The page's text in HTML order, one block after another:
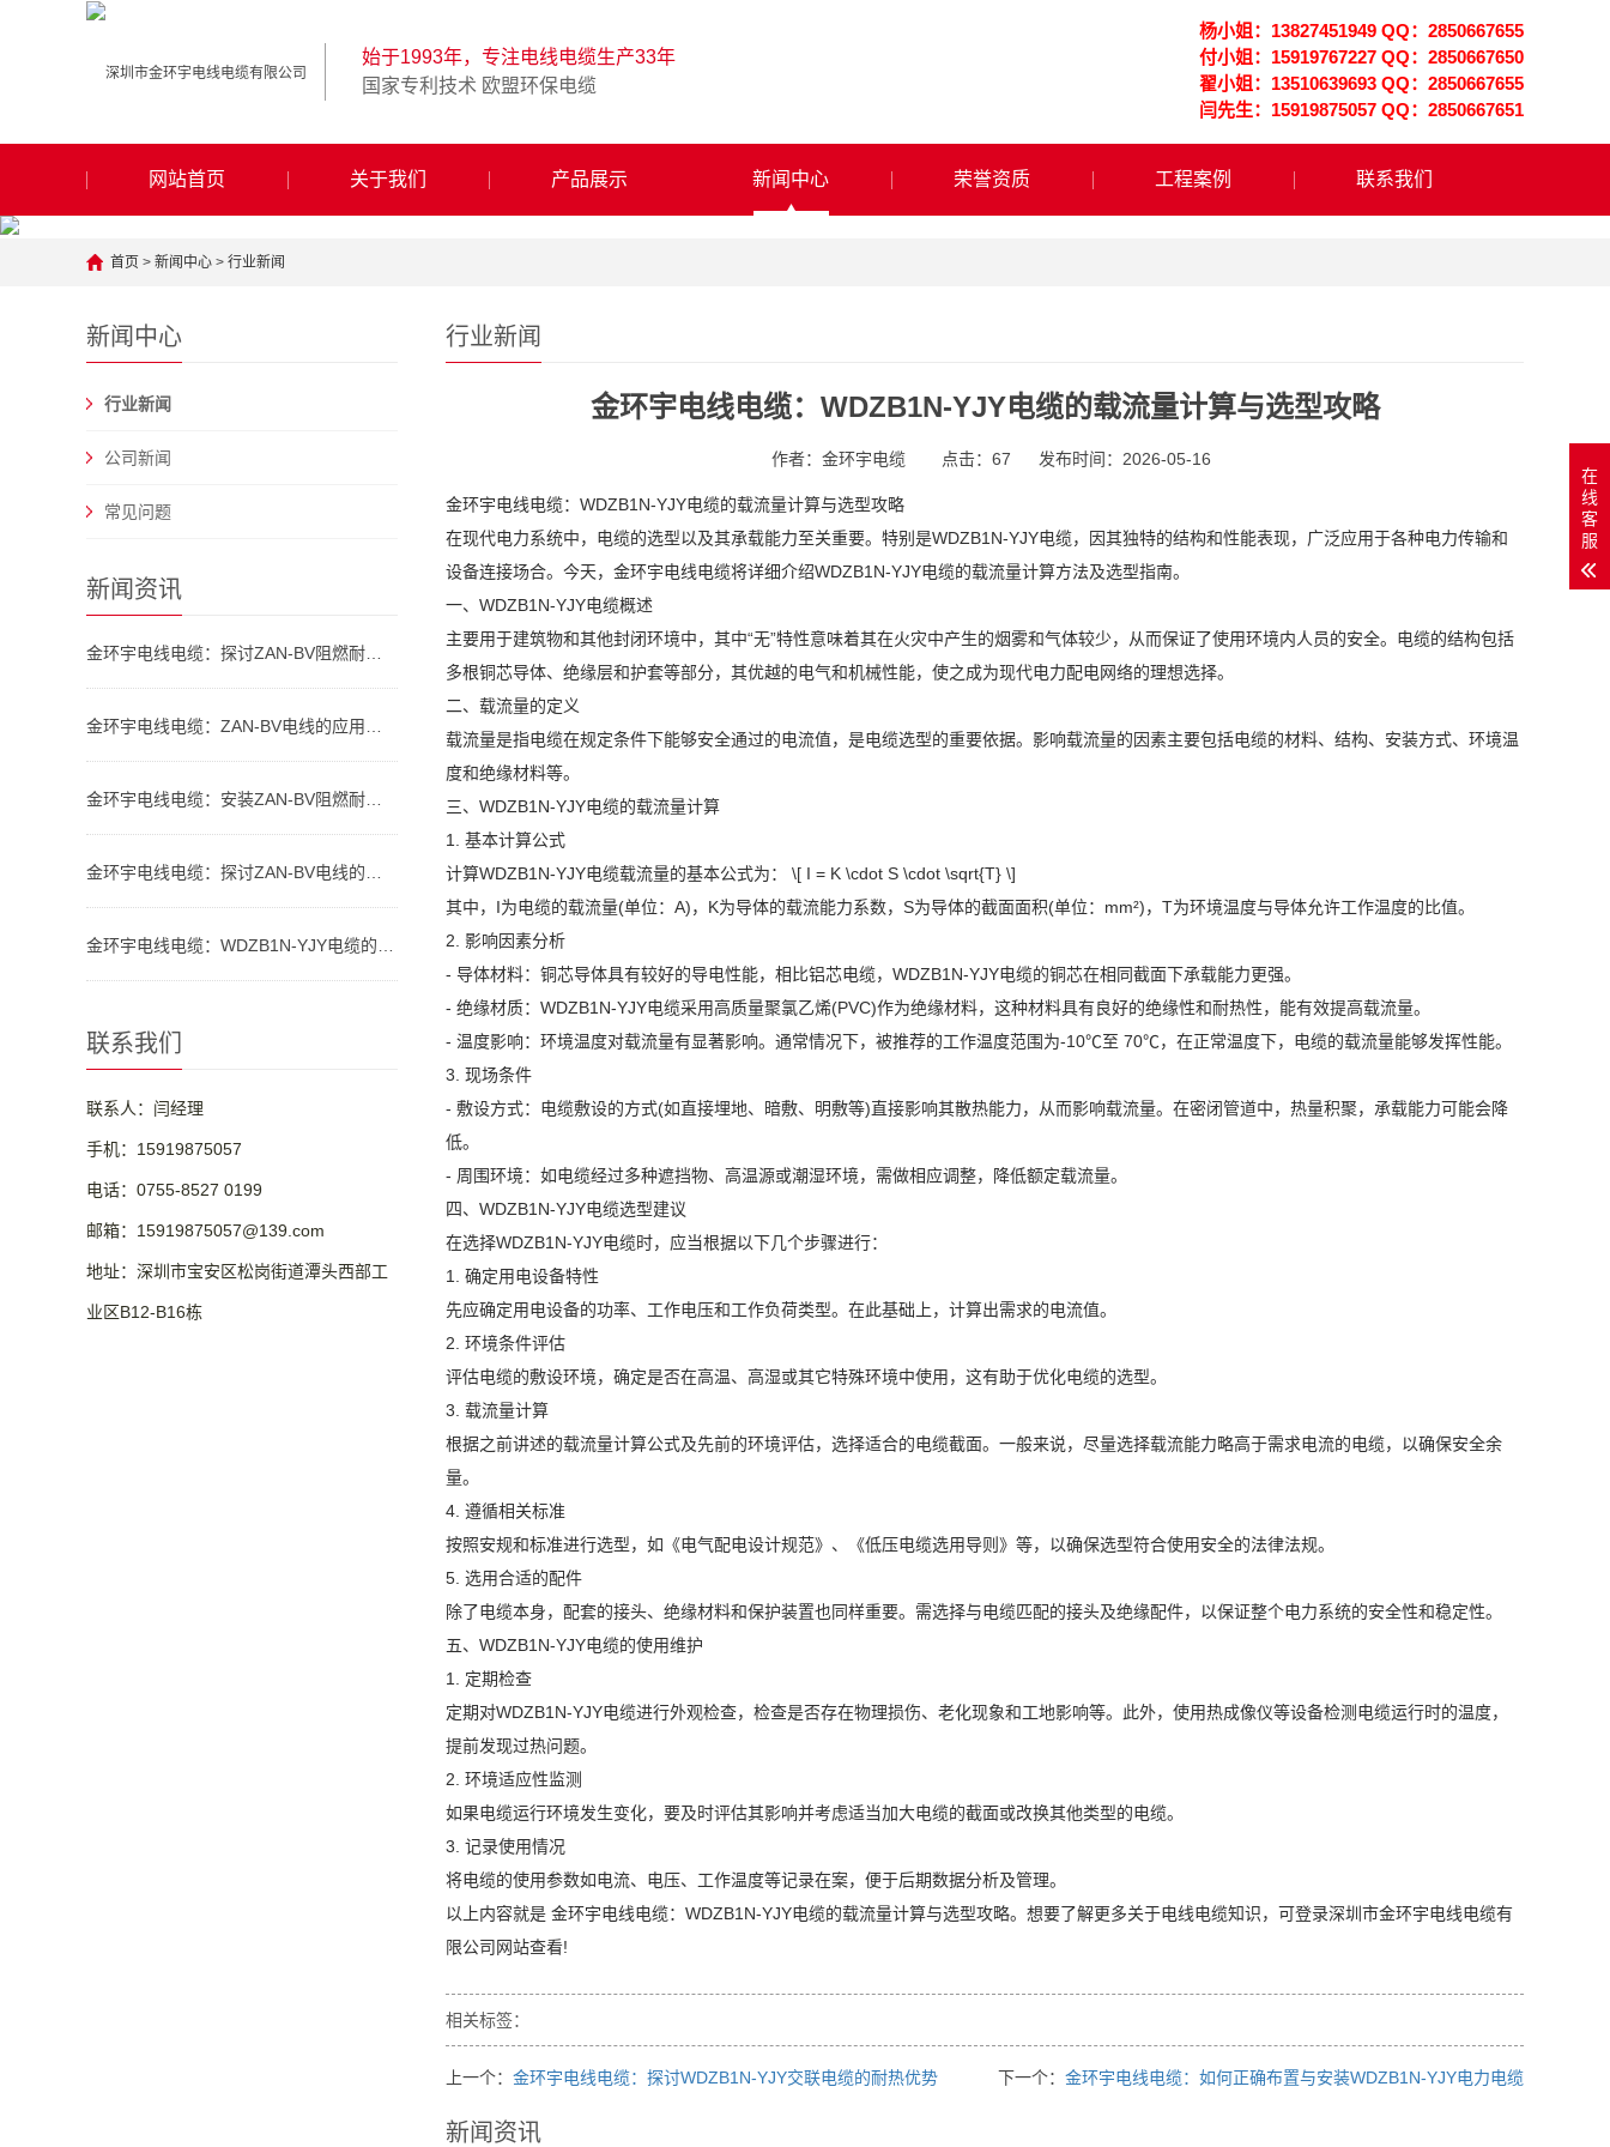
杨小姐：13827451949 QQ：2850667655
付小姐：15919767227 QQ：2850667650
翟小姐：13510639693 QQ：2850667655
闫先生：15919875057 QQ：2850667651
始于1993年，专注电线电缆生产33年
国家专利技术 欧盟环保电缆
网站首页 关于我们 产品展示 新闻中心 荣誉资质 工程案例 联系我们
首页 > 新闻中心 > 行业新闻
新闻中心
行业新闻
公司新闻
常见问题
新闻资讯
联系我们
联系人：闫经理
手机：15919875057
电话：0755-8527 0199
邮箱：15919875057@139.com
地址：深圳市宝安区松岗街道潭头西部工
业区B12-B16栋
行业新闻
金环宇电线电缆：WDZB1N-YJY电缆的载流量计算与选型攻略
作者：金环宇电缆 点击： 67 发布时间：2026-05-16
金环宇电线电缆：WDZB1N-YJY电缆的载流量计算与选型攻略
在现代电力系统中，电缆的选型以及其承载能力至关重要。特别是WDZB1N-YJY电缆，因其独特的结构和性能表现，广泛应用于各种电力传输和
设备连接场合。今天，金环宇电线电缆将详细介绍WDZB1N-YJY电缆的载流量计算方法及选型指南。
一、WDZB1N-YJY电缆概述
主要用于建筑物和其他封闭环境中，其中“无”特性意味着其在火灾中产生的烟雾和气体较少，从而保证了使用环境内人员的安全。电缆的结构包括
多根铜芯导体、绝缘层和护套等部分，其优越的电气和机械性能，使之成为现代电力配电网络的理想选择。
二、载流量的定义
载流量是指电缆在规定条件下能够安全通过的电流值，是电缆选型的重要依据。影响载流量的因素主要包括电缆的材料、结构、安装方式、环境温
度和绝缘材料等。
三、WDZB1N-YJY电缆的载流量计算
1. 基本计算公式
计算WDZB1N-YJY电缆载流量的基本公式为： \[ I = K \cdot S \cdot \sqrt{T} \]
其中，I为电缆的载流量(单位：A)，K为导体的载流能力系数，S为导体的截面面积(单位：mm²)，T为环境温度与导体允许工作温度的比值。
2. 影响因素分析
- 导体材料：铜芯导体具有较好的导电性能，相比铝芯电缆，WDZB1N-YJY电缆的铜芯在相同截面下承载能力更强。
- 绝缘材质：WDZB1N-YJY电缆采用高质量聚氯乙烯(PVC)作为绝缘材料，这种材料具有良好的绝缘性和耐热性，能有效提高载流量。
- 温度影响：环境温度对载流量有显著影响。通常情况下，被推荐的工作温度范围为-10℃至 70℃，在正常温度下，电缆的载流量能够发挥性能。
3. 现场条件
- 敷设方式：电缆敷设的方式(如直接埋地、暗敷、明敷等)直接影响其散热能力，从而影响载流量。在密闭管道中，热量积聚，承载能力可能会降
低。
- 周围环境：如电缆经过多种遮挡物、高温源或潮湿环境，需做相应调整，降低额定载流量。
四、WDZB1N-YJY电缆选型建议
在选择WDZB1N-YJY电缆时，应当根据以下几个步骤进行：
1. 确定用电设备特性
先应确定用电设备的功率、工作电压和工作负荷类型。在此基础上，计算出需求的电流值。
2. 环境条件评估
评估电缆的敷设环境，确定是否在高温、高湿或其它特殊环境中使用，这有助于优化电缆的选型。
3. 载流量计算
根据之前讲述的载流量计算公式及先前的环境评估，选择适合的电缆截面。一般来说，尽量选择载流能力略高于需求电流的电缆，以确保安全余
量。
4. 遵循相关标准
按照安规和标准进行选型，如《电气配电设计规范》、《低压电缆选用导则》等，以确保选型符合使用安全的法律法规。
5. 选用合适的配件
除了电缆本身，配套的接头、绝缘材料和保护装置也同样重要。需选择与电缆匹配的接头及绝缘配件，以保证整个电力系统的安全性和稳定性。
五、WDZB1N-YJY电缆的使用维护
1. 定期检查
定期对WDZB1N-YJY电缆进行外观检查，检查是否存在物理损伤、老化现象和工地影响等。此外，使用热成像仪等设备检测电缆运行时的温度，
提前发现过热问题。
2. 环境适应性监测
如果电缆运行环境发生变化，要及时评估其影响并考虑适当加大电缆的截面或改换其他类型的电缆。
3. 记录使用情况
将电缆的使用参数如电流、电压、工作温度等记录在案，便于后期数据分析及管理。
以上内容就是 金环宇电线电缆：WDZB1N-YJY电缆的载流量计算与选型攻略。想要了解更多关于电线电缆知识，可登录深圳市金环宇电线电缆有
限公司网站查看!
相关标签：
上一个： 金环宇电线电缆：探讨WDZB1N-YJY交联电缆的耐热优势 下一个： 金环宇电线电缆：如何正确布置与安装WDZB1N-YJY电力电缆
新闻资讯
在
线
客
服